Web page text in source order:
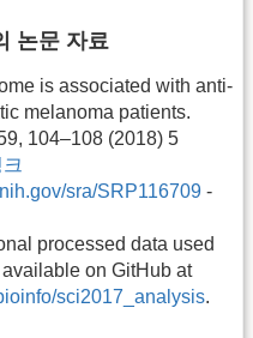
논문 자료
is associated with anti-
melanoma patients.
104–108 (2018) 5
sra/SRP116709 -
processed data used
on GitHub at
sci2017_analysis.